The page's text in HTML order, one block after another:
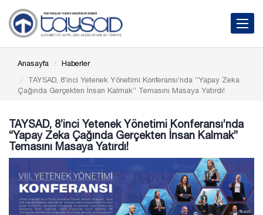
Toggle
Anasayfa
Haberler
TAYSAD, 8’inci Yetenek Yönetimi Konferansı’nda “Yapay Zeka
Çağında Gerçekten İnsan Kalmak” Temasını Masaya Yatırdı!
TAYSAD, 8’inci Yetenek Yönetimi Konferansı’nda
“Yapay Zeka Çağında Gerçekten İnsan Kalmak”
Temasını Masaya Yatırdı!